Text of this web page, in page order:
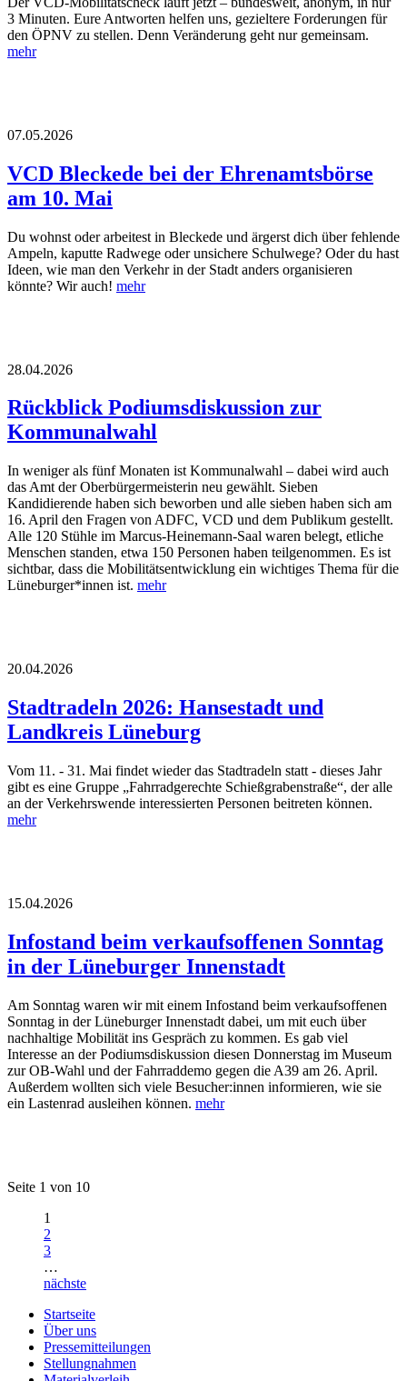
3 Minuten. Eure Antworten helfen uns, gezieltere Forderungen für
den ÖPNV zu stellen. Denn Veränderung geht nur gemeinsam.
mehr
07.05.2026
VCD Bleckede bei der Ehrenamtsbörse
am 10. Mai
Du wohnst oder arbeitest in Bleckede und ärgerst dich über fehlende
Ampeln, kaputte Radwege oder unsichere Schulwege? Oder du hast
Ideen, wie man den Verkehr in der Stadt anders organisieren
könnte? Wir auch! mehr
28.04.2026
Rückblick Podiumsdiskussion zur
Kommunalwahl
In weniger als fünf Monaten ist Kommunalwahl – dabei wird auch
das Amt der Oberbürgermeisterin neu gewählt. Sieben
Kandidierende haben sich beworben und alle sieben haben sich am
16. April den Fragen von ADFC, VCD und dem Publikum gestellt.
Alle 120 Stühle im Marcus-Heinemann-Saal waren belegt, etliche
Menschen standen, etwa 150 Personen haben teilgenommen. Es ist
sichtbar, dass die Mobilitätsentwicklung ein wichtiges Thema für die
Lüneburger*innen ist. mehr
20.04.2026
Stadtradeln 2026: Hansestadt und
Landkreis Lüneburg
Vom 11. - 31. Mai findet wieder das Stadtradeln statt - dieses Jahr
gibt es eine Gruppe „Fahrradgerechte Schießgrabenstraße“, der alle
an der Verkehrswende interessierten Personen beitreten können.
mehr
15.04.2026
Infostand beim verkaufsoffenen Sonntag
in der Lüneburger Innenstadt
Am Sonntag waren wir mit einem Infostand beim verkaufsoffenen
Sonntag in der Lüneburger Innenstadt dabei, um mit euch über
nachhaltige Mobilität ins Gespräch zu kommen. Es gab viel
Interesse an der Podiumsdiskussion diesen Donnerstag im Museum
zur OB-Wahl und der Fahrraddemo gegen die A39 am 26. April.
Außerdem wollten sich viele Besucher:innen informieren, wie sie
ein Lastenrad ausleihen können. mehr
Seite 1 von 10
1
2
3
…
nächste
Startseite
Über uns
Pressemitteilungen
Stellungnahmen